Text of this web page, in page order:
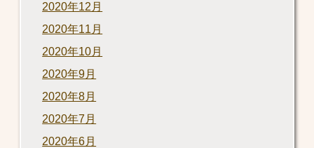
2020年12月
2020年11月
2020年10月
2020年9月
2020年8月
2020年7月
2020年6月